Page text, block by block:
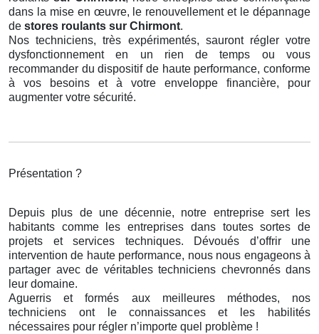
dans la mise en œuvre, le renouvellement et le dépannage
de stores roulants sur Chirmont.
Nos techniciens, très expérimentés, sauront régler votre
dysfonctionnement en un rien de temps ou vous
recommander du dispositif de haute performance, conforme
à vos besoins et à votre enveloppe financière, pour
augmenter votre sécurité.
Présentation ?
Depuis plus de une décennie, notre entreprise sert les
habitants comme les entreprises dans toutes sortes de
projets et services techniques. Dévoués d’offrir une
intervention de haute performance, nous nous engageons à
partager avec de véritables techniciens chevronnés dans
leur domaine.
Aguerris et formés aux meilleures méthodes, nos
techniciens ont le connaissances et les habilités
nécessaires pour régler n’importe quel problème !